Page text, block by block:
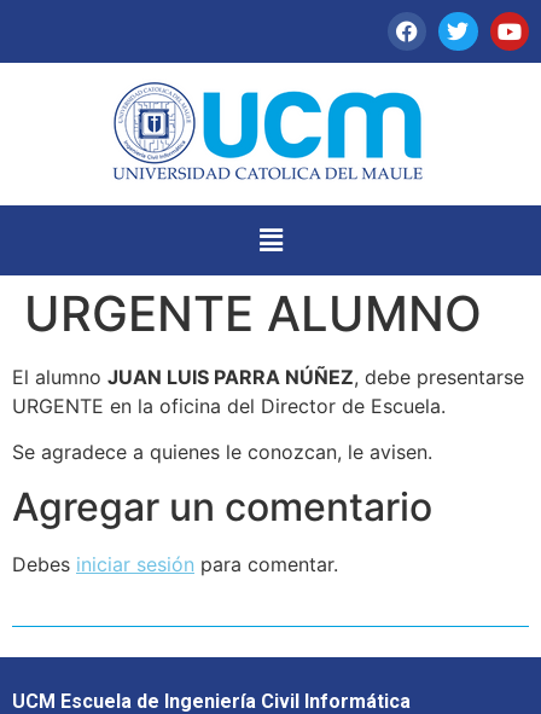
URGENTE ALUMNO
El alumno JUAN LUIS PARRA NÚÑEZ, debe presentarse
URGENTE en la oficina del Director de Escuela.
Se agradece a quienes le conozcan, le avisen.
Agregar un comentario
Debes iniciar sesión para comentar.
UCM Escuela de Ingeniería Civil Informática